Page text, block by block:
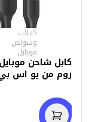
كابلات
وشواحن
موبايل
كابل شاحن
روم من يو اس
شحن سريع 1متر -اسود